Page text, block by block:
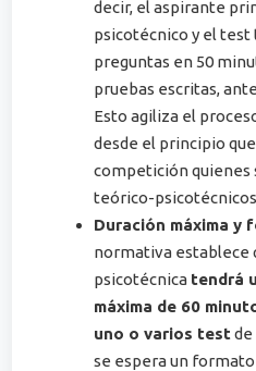
decir, el aspirante
psicotécnico y el test
preguntas en 50
pruebas escritas,
Esto agiliza el
desde el principio
competición
teórico-
Duración máxima y
normativa establece
psicotécnica tendrá
máxima de 60
uno o varios test de
se espera un formato